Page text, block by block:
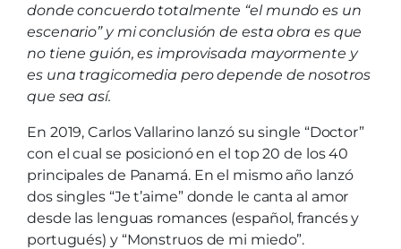
donde concuerdo totalmente “el mundo es un
escenario” y mi conclusión de esta obra es que
no tiene guión, es improvisada mayormente y
es una tragicomedia pero depende de nosotros
que sea así.
En 2019, Carlos Vallarino lanzó su single “Doctor”
con el cual se posicionó en el top 20 de los 40
principales de Panamá. En el mismo año lanzó
dos singles “Je t’aime” donde le canta al amor
desde las lenguas romances (español, francés y
portugués) y “Monstruos de mi miedo”.